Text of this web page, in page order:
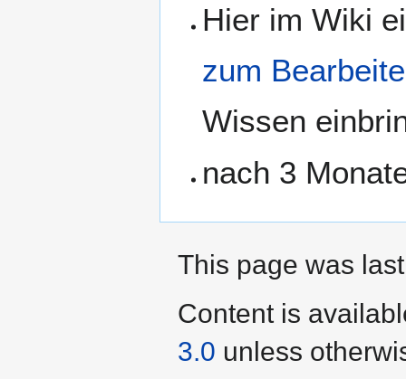
Hier im Wiki
zum
Wissen
nach 3
This page was
Content is
3.0 unless